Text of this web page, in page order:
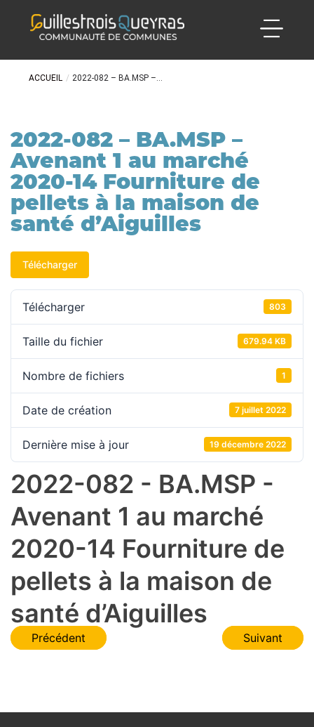
ACCUEIL / 2022-082 – BA.MSP –...
2022-082 – BA.MSP –
Avenant 1 au marché
2020-14 Fourniture de
pellets à la maison de
santé d’Aiguilles
Télécharger
Télécharger 803
Taille du fichier 679.94 KB
Nombre de fichiers 1
Date de création 7 juillet 2022
Dernière mise à jour 19 décembre 2022
2022-082 - BA.MSP -
Avenant 1 au marché
2020-14 Fourniture de
pellets à la maison de
santé d’Aiguilles
Navigation
Précédent Suivant